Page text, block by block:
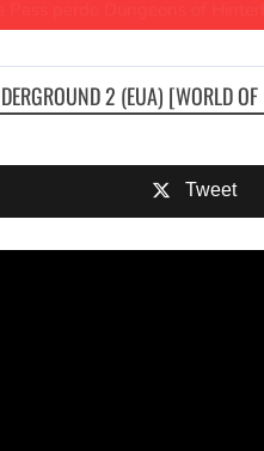
2 (EUA) [WORLD
Tweet